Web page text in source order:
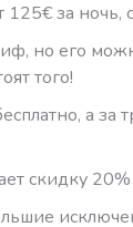
за ночь,
но его
того!
а за
скидку